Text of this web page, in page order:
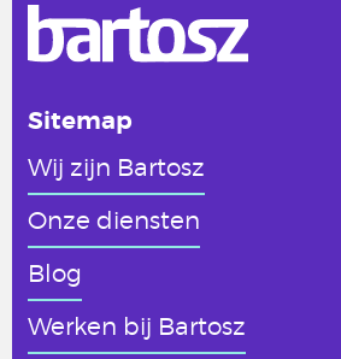
Sitemap
Wij zijn Bartosz
Onze diensten
Blog
Werken bij Bartosz